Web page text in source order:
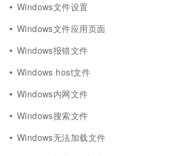
Windows文件设置
Windows文件应用页面
Windows报错文件
Windows host文件
Windows内网文件
Windows搜索文件
Windows无法加载文件